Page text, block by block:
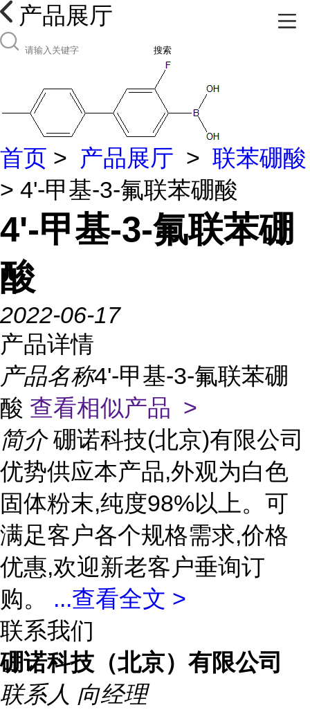
产品展厅
搜索
首页 > 产品展厅 > 联苯硼酸
> 4'-甲基-3-氟联苯硼酸
4'-甲基-3-氟联苯硼
酸
2022-06-17
产品详情
产品名称4'-甲基-3-氟联苯硼
酸 查看相似产品 >
简介 硼诺科技(北京)有限公司
优势供应本产品,外观为白色
固体粉末,纯度98%以上。可
满足客户各个规格需求,价格
优惠,欢迎新老客户垂询订
购。 ...查看全文 >
联系我们
硼诺科技（北京）有限公司
联系人 向经理